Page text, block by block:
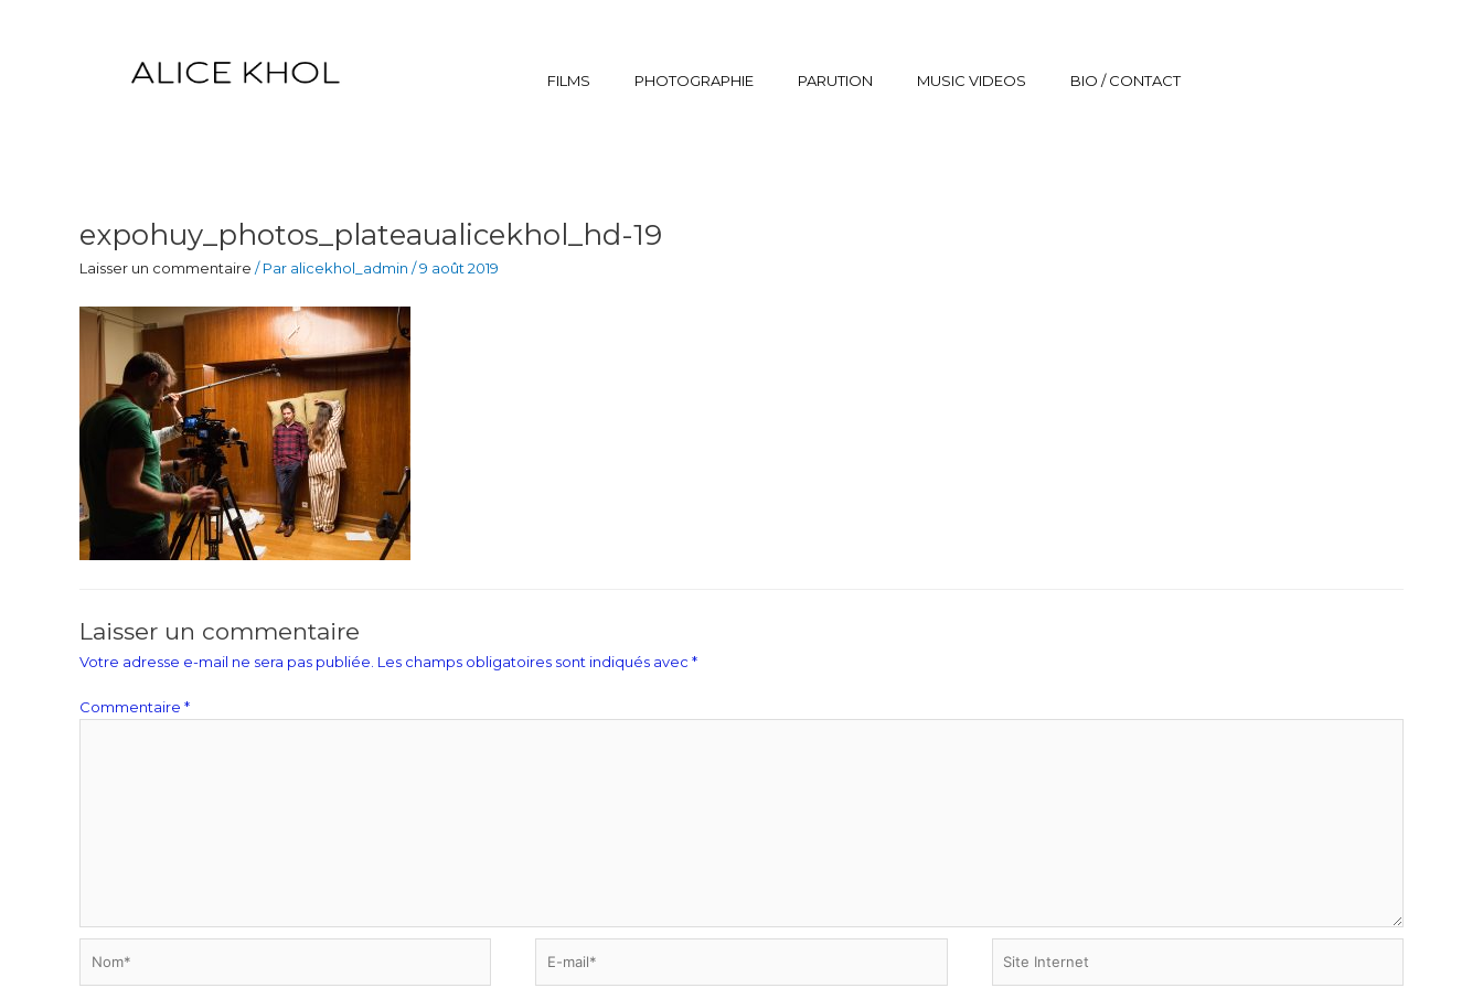
FILMS
PHOTOGRAPHIE PARUTION MUSIC VIDEOS BIO / CONTACT
expohuy_photos_plateaualicekhol_hd-19
Laisser un commentaire / Par alicekhol_admin /9 août 2019
Laisser un commentaire
Votre adresse e-mail ne sera pas publiée. Les champs obligatoires sont indiqués avec *
Commentaire *
mail*
Internet